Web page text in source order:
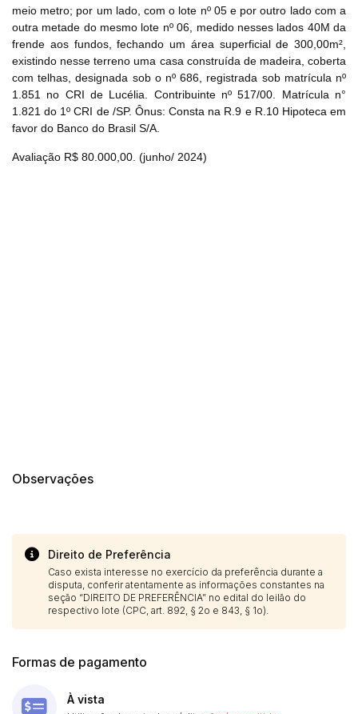
meio metro; por um lado, com o lote nº 05 e por outro lado com a
outra metade do mesmo lote nº 06, medido nesses lados 40M da
frende aos fundos, fechando um área superficial de 300,00m²,
existindo nesse terreno uma casa construída de madeira, coberta
com telhas, designada sob o nº 686, registrada sob matrícula nº
1.851 no CRI de Lucélia. Contribuinte nº 517/00. Matrícula n°
1.821 do 1º CRI de /SP. Ônus: Consta na R.9 e R.10 Hipoteca em
favor do Banco do Brasil S/A.
Avaliação R$ 80.000,00. (junho/ 2024)
Observações
Direito de Preferência
Caso exista interesse no exercício da preferência durante a
disputa, conferir atentamente as informações constantes na
seção “DIREITO DE PREFERÊNCIA” no edital do leilão do
respectivo lote (CPC, art. 892, § 2o e 843, § 1o).
Formas de pagamento
À vista
Envie sua Proposta
Habilite-se para efetuar lances ou
propostas